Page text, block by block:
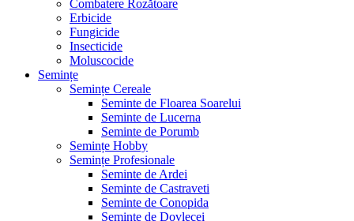
Combatere Rozătoare
Erbicide
Fungicide
Insecticide
Moluscocide
Semințe
Semințe Cereale
Seminte de Floarea Soarelui
Seminte de Lucerna
Seminte de Porumb
Semințe Hobby
Semințe Profesionale
Seminte de Ardei
Seminte de Castraveti
Seminte de Conopida
Seminte de Dovlecei